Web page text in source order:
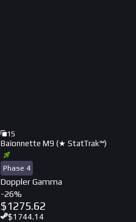
15
Baïonnette M9 (★ StatTrak™)
Phase 4
Doppler Gamma
-26%
$1275.62
$1744.14